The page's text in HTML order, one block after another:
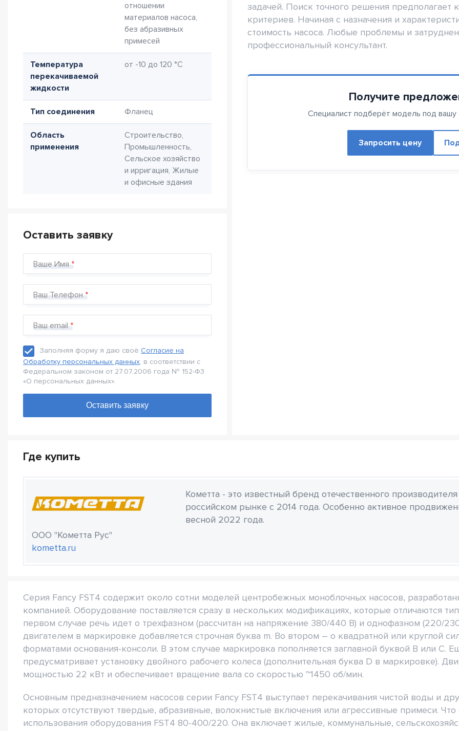
отношении
материалов насоса,
без абразивных
примесей
Температура
перекачиваемой
жидкости
от -10 до 120 °C
Тип соединения Фланец
Область
применения
Строительство,
Промышленность,
Сельское хозяйство
и ирригация, Жилые
и офисные здания
Оставить заявку
Ваше Имя
Ваш Телефон
Ваш email
Заполняя форму я даю своё Согласие на
Обработку персональных данных, в соответствии с
Федеральном законом от 27.07.2006 года № 152-Ф3
«О персональных данных».
задачей. Поиск точного решения предполагает
критериев. Начиная с назначения и
стоимость насоса. Любые проблемы и
профессиональный консультант.
Получите
Специалист подберёт модель под вашу
Запросить цену
Где купить
ООО "Кометта Рус"
kometta.ru
Кометта - это известный бренд отечественного
российском рынке с 2014 года. Особенно активное
весной 2022 года.
Серия Fancy FST4 содержит около сотни моделей центробежных моноблочных насосов,
компанией. Оборудование поставляется сразу в нескольких модификациях, которые отличаются
первом случае речь идет о трехфазном (рассчитан на напряжение 380/440 В) и однофазном (220/
двигателем в маркировке добавляется строчная буква m. Во втором – о квадратной или круглой
форматами основания-консоли. В этом случае маркировка пополняется заглавной буквой B или C.
предусматривает установку двойного рабочего колеса (дополнительная буква D в маркировке).
мощностью 22 кВт и обеспечивает вращение вала со скоростью ~1450 об/мин.
Основным предназначением насосов серии Fancy FST4 выступает перекачивания чистой воды и
которых отсутствуют твердые, абразивные, волокнистые включения или агрессивные примеси.
использования оборудования FST4 80-400/220. Она включает жилые, коммунальные,